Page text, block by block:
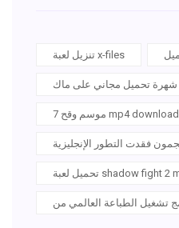
تنزيل لعبة x-files
موسم وقح 7 mp4 download